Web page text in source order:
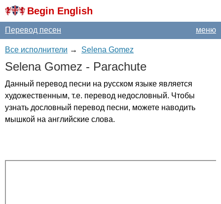
Begin English
меню
Перевод песен
Все исполнители → Selena Gomez
Selena Gomez - Parachute
Данный перевод песни на русском языке является
художественным, т.е. перевод недословный. Чтобы
узнать дословный перевод песни, можете наводить
мышкой на английские слова.